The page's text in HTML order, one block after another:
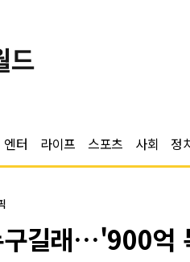
드
엔터 라이프 스포츠 사회 정
구길래…'900억